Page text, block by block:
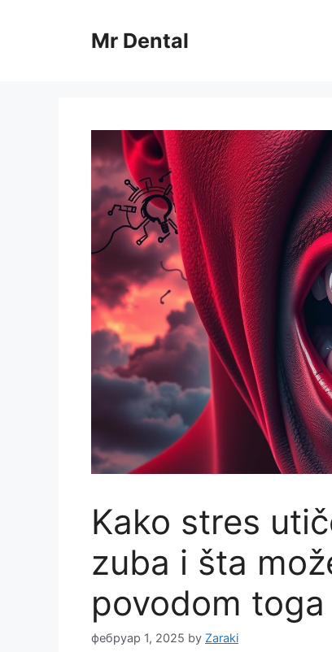
Mr Dental
Kako stres
zuba i šta
povodom toga
фебруар 1, 2025 by Zaraki